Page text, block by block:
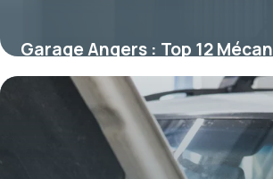
Garage Angers : Top 12
14 juin 2026